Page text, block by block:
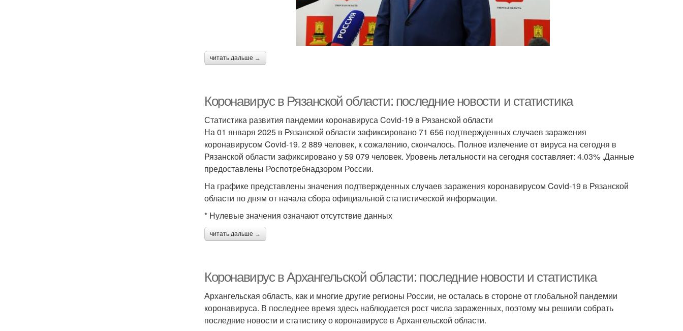
читать дальше →
Коронавирус в Рязанской области: последние новости и статистика
Статистика развития пандемии коронавируса Covid-19 в Рязанской области
На 01 января 2025 в Рязанской области зафиксировано 71 656 подтвержденных случаев заражения
коронавирусом Covid-19. 2 889 человек, к сожалению, скончалось. Полное излечение от вируса на сегодня в
Рязанской области зафиксировано у 59 079 человек. Уровень летальности на сегодня составляет: 4.03% .Данные
предоставлены Роспотребнадзором России.
На графике представлены значения подтвержденных случаев заражения коронавирусом Covid-19 в Рязанской
области по дням от начала сбора официальной статистической информации.
* Нулевые значения означают отсутствие данных
читать дальше →
Коронавирус в Архангельской области: последние новости и статистика
Архангельская область, как и многие другие регионы России, не осталась в стороне от глобальной пандемии
коронавируса. В последнее время здесь наблюдается рост числа зараженных, поэтому мы решили собрать
последние новости и статистику о коронавирусе в Архангельской области.